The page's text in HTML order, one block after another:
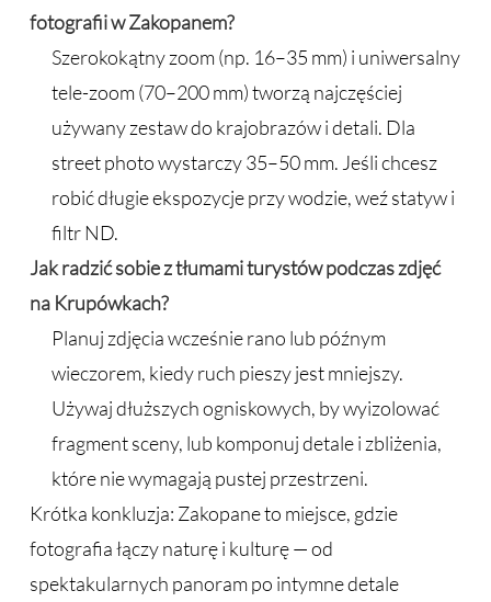
fotografii w Zakopanem?
Szerokokątny zoom (np. 16–35 mm) i uniwersalny
tele-zoom (70–200 mm) tworzą najczęściej
używany zestaw do krajobrazów i detali. Dla
street photo wystarczy 35–50 mm. Jeśli chcesz
robić długie ekspozycje przy wodzie, weź statyw i
filtr ND.
Jak radzić sobie z tłumami turystów podczas zdjęć
na Krupówkach?
Planuj zdjęcia wcześnie rano lub późnym
wieczorem, kiedy ruch pieszy jest mniejszy.
Używaj dłuższych ogniskowych, by wyizolować
fragment sceny, lub komponuj detale i zbliżenia,
które nie wymagają pustej przestrzeni.
Krótka konkluzja: Zakopane to miejsce, gdzie
fotografia łączy naturę i kulturę — od
spektakularnych panoram po intymne detale